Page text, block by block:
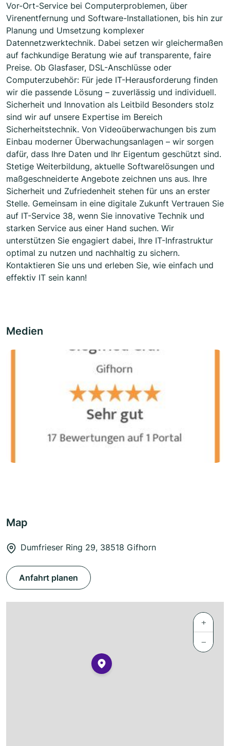
Vor-Ort-Service bei Computerproblemen, über
Virenentfernung und Software-Installationen, bis hin zur
Planung und Umsetzung komplexer
Datennetzwerktechnik. Dabei setzen wir gleichermaßen
auf fachkundige Beratung wie auf transparente, faire
Preise. Ob Glasfaser, DSL-Anschlüsse oder
Computerzubehör: Für jede IT-Herausforderung finden
wir die passende Lösung – zuverlässig und individuell.
Sicherheit und Innovation als Leitbild Besonders stolz
sind wir auf unsere Expertise im Bereich
Sicherheitstechnik. Von Videoüberwachungen bis zum
Einbau moderner Überwachungsanlagen – wir sorgen
dafür, dass Ihre Daten und Ihr Eigentum geschützt sind.
Stetige Weiterbildung, aktuelle Softwarelösungen und
maßgeschneiderte Angebote zeichnen uns aus. Ihre
Sicherheit und Zufriedenheit stehen für uns an erster
Stelle. Gemeinsam in eine digitale Zukunft Vertrauen Sie
auf IT-Service 38, wenn Sie innovative Technik und
starken Service aus einer Hand suchen. Wir
unterstützen Sie engagiert dabei, Ihre IT-Infrastruktur
optimal zu nutzen und nachhaltig zu sichern.
Kontaktieren Sie uns und erleben Sie, wie einfach und
effektiv IT sein kann!
Medien
Map
Dumfrieser Ring 29, 38518 Gifhorn
Anfahrt planen
+
−